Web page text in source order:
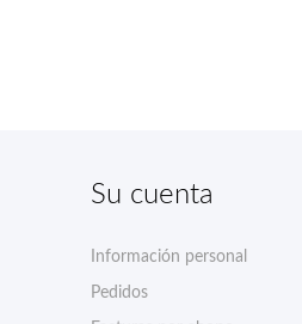
Su cuenta
Información personal
Pedidos